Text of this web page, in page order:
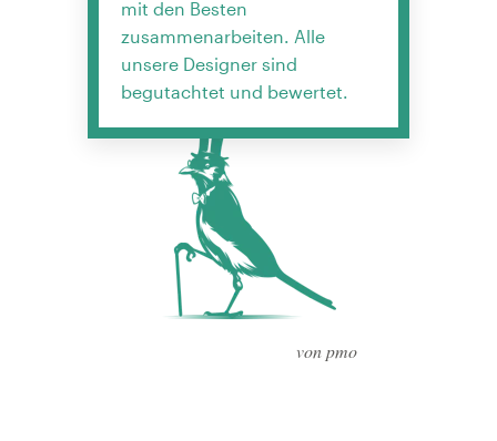
mit den Besten
zusammenarbeiten. Alle
unsere Designer sind
begutachtet und bewertet.
von pmo